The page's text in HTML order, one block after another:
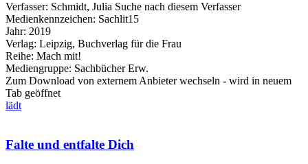
Verfasser: Schmidt, Julia Suche nach diesem Verfasser
Medienkennzeichen: Sachlit15
Jahr: 2019
Verlag: Leipzig, Buchverlag für die Frau
Reihe: Mach mit!
Mediengruppe: Sachbücher Erw.
Zum Download von externem Anbieter wechseln - wird in neuem
Tab geöffnet
lädt
Falte und entfalte Dich